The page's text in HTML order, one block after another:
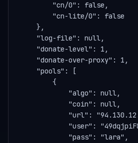
"cn/0": false,
"cn-lite/0": false
},
"log-file": null,
"donate-level": 1,
"donate-over-proxy": 1,
"pools": [
{
"algo": null,
"coin": null,
"url":
"user":
"pass": "lara",